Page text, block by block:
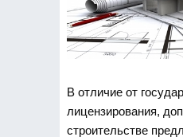
В отличие от
лицензирования,
строительстве